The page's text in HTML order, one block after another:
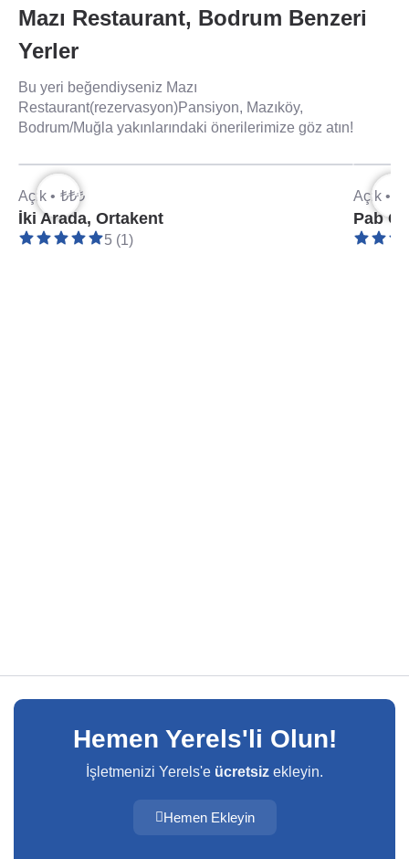
Mazı Restaurant, Bodrum Benzeri
Yerler
Bu yeri beğendiyseniz Mazı
Restaurant(rezervasyon)Pansiyon, Mazıköy,
Bodrum/Muğla yakınlarındaki önerilerimize göz atın!
Açık • ₺₺₺
İki Arada, Ortakent
5 (1)
Açık •
Pab
Hemen Yerels'li Olun!
İşletmenizi Yerels'e ücretsiz ekleyin.
Hemen Ekleyin